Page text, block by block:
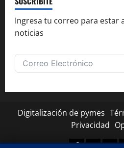
Ingresa tu correo para estar
noticias
Digitalización de pymes
Privacidad
Facebook
Twitter